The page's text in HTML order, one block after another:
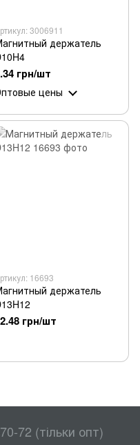
3006911
держатель
грн/шт
цены
16693
держатель
грн/шт
72 (тільки опт)